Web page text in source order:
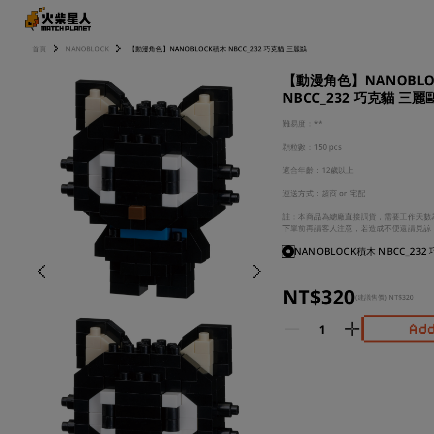
首頁 NANOBLOCK 【動漫角色】NANOBLOCK積木 NBCC_232 巧克貓 三麗鷗
【動漫角色】
NBCC_232 巧克貓 三麗
難易度：**
顆粒數：150 pcs
適合年齡：12歲以上
運送方式：超商 or 宅配
註：本商品為總廠直接調貨，需要工作天數
下單前再請客人注意，若造成不便還請見諒
NANOBLOCK積木 NBCC_232
NT$320(建議售價) NT$320